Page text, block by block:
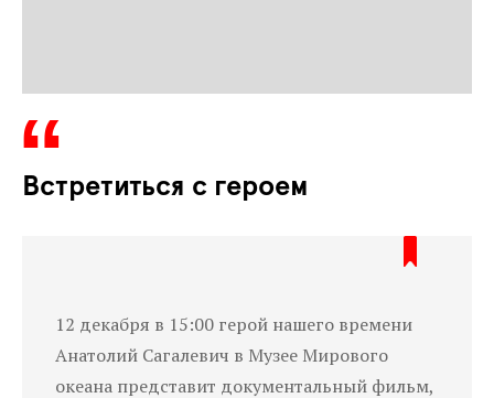
Встретиться с героем
12 декабря в 15:00 герой нашего времени
Анатолий Сагалевич в Музее Мирового
океана представит документальный фильм,